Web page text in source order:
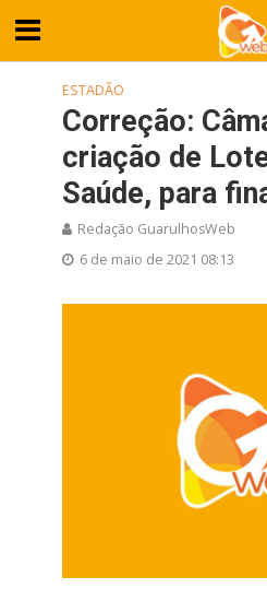
ESTADÃO
Correção:
criação de
Saúde, para
Redação GuarulhosWeb
6 de maio de 2021 08:13